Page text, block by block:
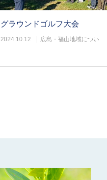
グラウンドゴルフ大会
2024.10.12
広島・福山地域につい